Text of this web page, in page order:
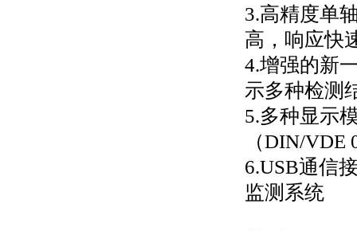
3.高精度单
高，响应快
4.增强的新
示多种检测
5.多种显示
（DIN/
6.USB通信
监测系统